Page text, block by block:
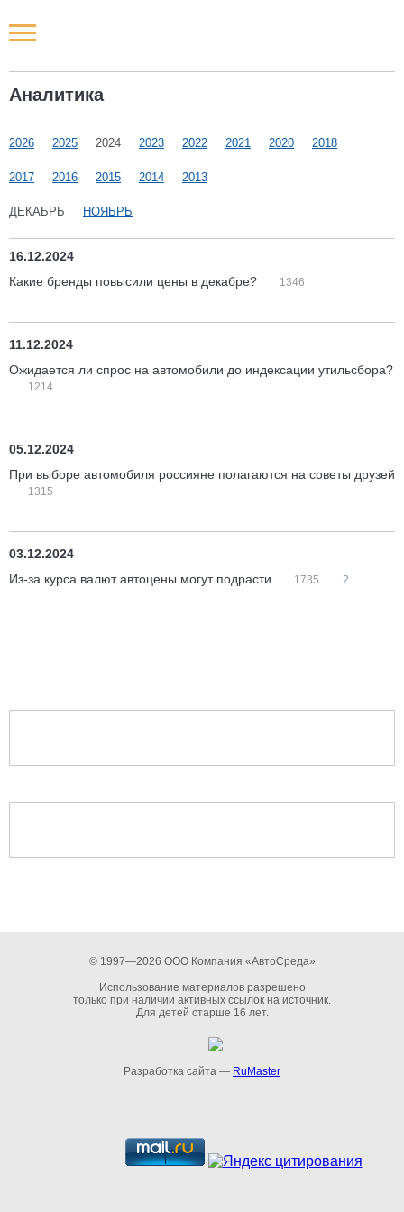
Аналитика
2026 2025 2024 2023 2022 2021 2020 2018
2017 2016 2015 2014 2013
ДЕКАБРЬ НОЯБРЬ
16.12.2024
Какие бренды повысили цены в декабре?
1346
11.12.2024
Ожидается ли спрос на автомобили до индексации утильсбора?
1214
05.12.2024
При выборе автомобиля россияне полагаются на советы друзей
1315
03.12.2024
Из-за курса валют автоцены могут подрасти
1735 2
© 1997—2026 ООО Компания «АвтоСреда»
Использование материалов разрешено
только при наличии активных ссылок на источник.
Для детей старше 16 лет.
Разработка сайта — RuMaster
Новости РФ
Наши мероприятия
Статьи